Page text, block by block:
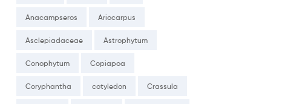
Anacampseros Ariocarpus
Asclepiadaceae Astrophytum
Conophytum Copiapoa
Coryphantha cotyledon Crassula